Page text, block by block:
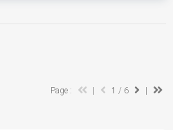
Page : 1 / 6